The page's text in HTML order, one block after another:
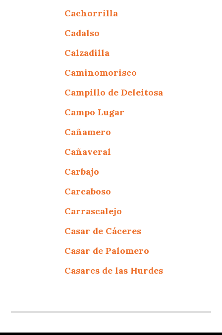
Cachorrilla
Cadalso
Calzadilla
Caminomorisco
Campillo de Deleitosa
Campo Lugar
Cañamero
Cañaveral
Carbajo
Carcaboso
Carrascalejo
Casar de Cáceres
Casar de Palomero
Casares de las Hurdes